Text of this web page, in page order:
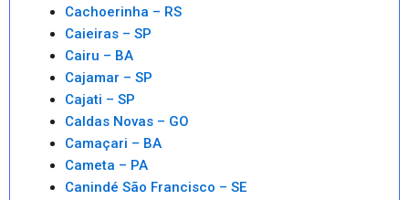
Cachoerinha – RS
Caieiras – SP
Cairu – BA
Cajamar – SP
Cajati – SP
Caldas Novas – GO
Camaçari – BA
Cameta – PA
Canindé São Francisco – SE